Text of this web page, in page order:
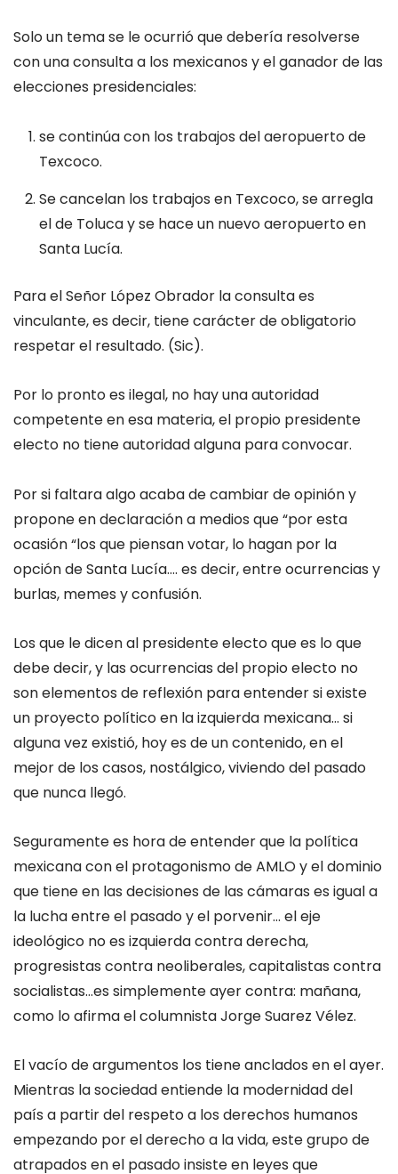
Solo un tema se le ocurrió que debería resolverse
con una consulta a los mexicanos y el ganador de las
elecciones presidenciales:
se continúa con los trabajos del aeropuerto de
Texcoco.
Se cancelan los trabajos en Texcoco, se arregla
el de Toluca y se hace un nuevo aeropuerto en
Santa Lucía.
Para el Señor López Obrador la consulta es
vinculante, es decir, tiene carácter de obligatorio
respetar el resultado. (Sic).
Por lo pronto es ilegal, no hay una autoridad
competente en esa materia, el propio presidente
electo no tiene autoridad alguna para convocar.
Por si faltara algo acaba de cambiar de opinión y
propone en declaración a medios que “por esta
ocasión “los que piensan votar, lo hagan por la
opción de Santa Lucía…. es decir, entre ocurrencias y
burlas, memes y confusión.
Los que le dicen al presidente electo que es lo que
debe decir, y las ocurrencias del propio electo no
son elementos de reflexión para entender si existe
un proyecto político en la izquierda mexicana… si
alguna vez existió, hoy es de un contenido, en el
mejor de los casos, nostálgico, viviendo del pasado
que nunca llegó.
Seguramente es hora de entender que la política
mexicana con el protagonismo de AMLO y el dominio
que tiene en las decisiones de las cámaras es igual a
la lucha entre el pasado y el porvenir… el eje
ideológico no es izquierda contra derecha,
progresistas contra neoliberales, capitalistas contra
socialistas…es simplemente ayer contra: mañana,
como lo afirma el columnista Jorge Suarez Vélez.
El vacío de argumentos los tiene anclados en el ayer.
Mientras la sociedad entiende la modernidad del
país a partir del respeto a los derechos humanos
empezando por el derecho a la vida, este grupo de
atrapados en el pasado insiste en leyes que